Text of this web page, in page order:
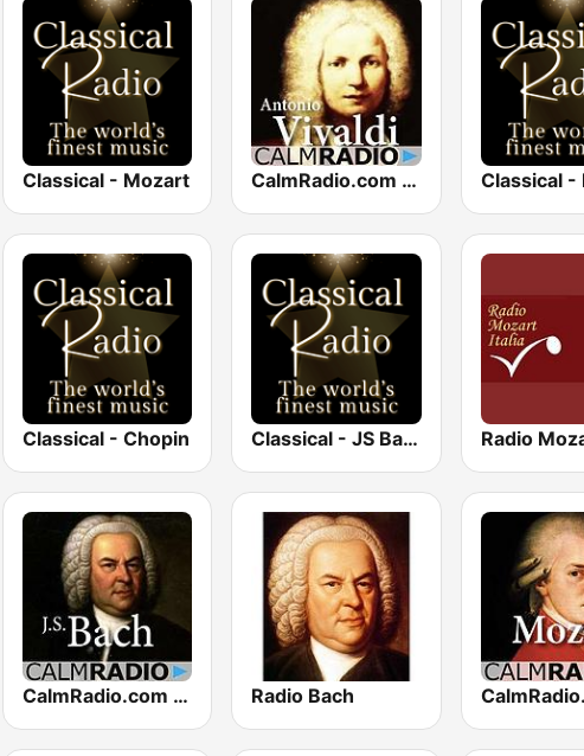
Classical - Mozart CalmRadio.com - Vivaldi
Classical - Chopin Classical - JS Bach
CalmRadio.com - Bach Radio Bach